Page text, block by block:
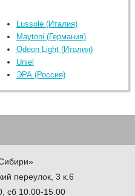
Lussole (Италия)
Maytoni (Германия)
Odeon Light (Италия)
Uniel
ЭРА (Россия)
переулок, 3 к.6
сб 10.00-15.00